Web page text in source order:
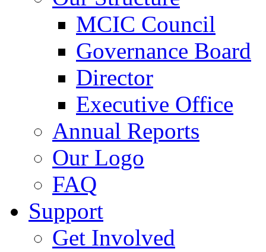
MCIC Council
Governance Board
Director
Executive Office
Annual Reports
Our Logo
FAQ
Support
Get Involved